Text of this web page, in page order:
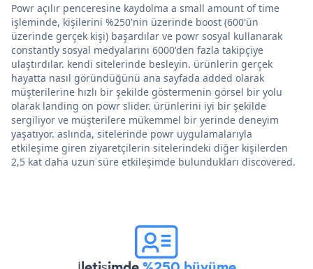
Powr açılır penceresine kaydolma a small amount of time
işleminde, kişilerini %250'nin üzerinde boost (600'ün
üzerinde gerçek kişi) başardılar ve powr sosyal kullanarak
constantly sosyal medyalarını 6000'den fazla takipçiye
ulaştırdılar. kendi sitelerinde besleyin. ürünlerin gerçek
hayatta nasıl göründüğünü ana sayfada added olarak
müşterilerine hızlı bir şekilde göstermenin görsel bir yolu
olarak landing on powr slider. ürünlerini iyi bir şekilde
sergiliyor ve müşterilere mükemmel bir yerinde deneyim
yaşatıyor. aslında, sitelerinde powr uygulamalarıyla
etkileşime giren ziyaretçilerin sitelerindeki diğer kişilerden
2,5 kat daha uzun süre etkileşimde bulundukları discovered.